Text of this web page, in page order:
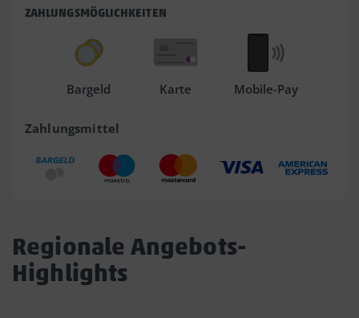
ZAHLUNGSMÖGLICHKEITEN
Bargeld Karte Mobile-Pay
Zahlungsmittel
Regionale Angebots-
Highlights